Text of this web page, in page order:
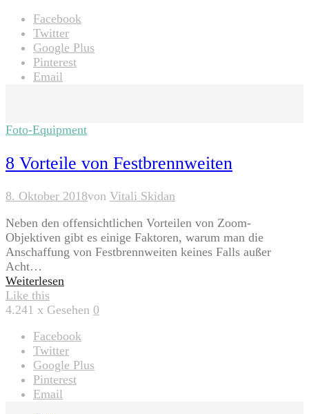
Facebook
Twitter
Google Plus
Pinterest
Email
Foto-Equipment
8 Vorteile von Festbrennweiten
8. Oktober 2018von Vitali Skidan
Neben den offensichtlichen Vorteilen von Zoom-
Objektiven gibt es einige Faktoren, warum man die
Anschaffung von Festbrennweiten keines Falls außer
Acht…
Weiterlesen
Like this
4.241 x Gesehen 0
Facebook
Twitter
Google Plus
Pinterest
Email